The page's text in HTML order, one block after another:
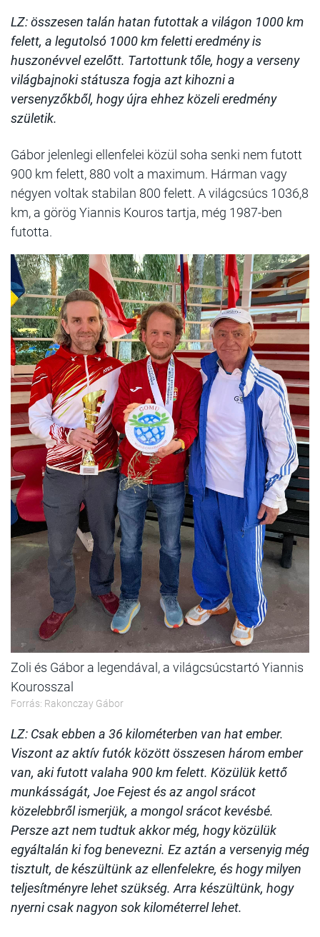
LZ: összesen talán hatan futottak a világon 1000 km
felett, a legutolsó 1000 km feletti eredmény is
huszonévvel ezelőtt. Tartottunk tőle, hogy a verseny
világbajnoki státusza fogja azt kihozni a
versenyzőkből, hogy újra ehhez közeli eredmény
születik.
Gábor jelenlegi ellenfelei közül soha senki nem futott
900 km felett, 880 volt a maximum. Hárman vagy
négyen voltak stabilan 800 felett. A világcsúcs 1036,8
km, a görög Yiannis Kouros tartja, még 1987-ben
futotta.
Zoli és Gábor a legendával, a világcsúcstartó Yiannis
Kourosszal
Forrás: Rakonczay Gábor
LZ: Csak ebben a 36 kilométerben van hat ember.
Viszont az aktív futók között összesen három ember
van, aki futott valaha 900 km felett. Közülük kettő
munkásságát, Joe Fejest és az angol srácot
közelebbről ismerjük, a mongol srácot kevésbé.
Persze azt nem tudtuk akkor még, hogy közülük
egyáltalán ki fog benevezni. Ez aztán a versenyig még
tisztult, de készültünk az ellenfelekre, és hogy milyen
teljesítményre lehet szükség. Arra készültünk, hogy
nyerni csak nagyon sok kilométerrel lehet.